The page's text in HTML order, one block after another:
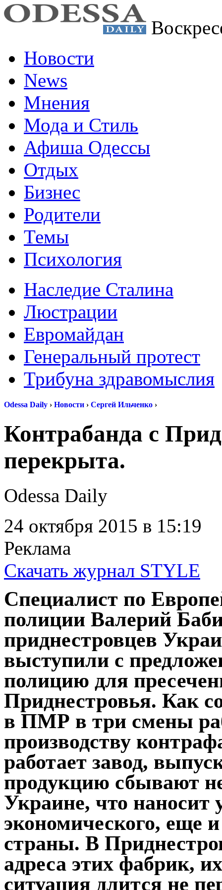
Новости
News
Мнения
Мода и Стиль
Афиша Одессы
Отдых
Бизнес
Родители
Темы
Психология
Наследие Сталина
Люстрации
Евромайдан
Генеральный протест
Трибуна здравомыслия
Odessa Daily › Новости › Сергей Ильченко ›
Контрабанда с
перекрыта.
Odessa Daily
24 октября 2015 в 15:19
Реклама
Скачать журнал STYLE
Специалист по
полиции Валерий
приднестровцев
выступили с
полицию для
Приднестровья. Как
в ПМР в три смены
производству
работает завод,
продукцию сбывают
Украине, что наносит
экономического, еще
страны. В
адреса этих фабрик,
ситуация длится не